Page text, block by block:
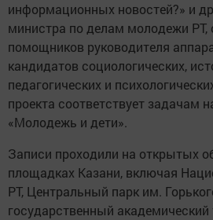
информационных новостей?» и
министра по делам молодежи РТ,
помощников руководителя
кандидатов социологических,
педагогических и
проекта соответствует задачам
«Молодежь и дети».
Записи проходили на открытых
площадках Казани, включая
РТ, Центральный парк им.
государственный